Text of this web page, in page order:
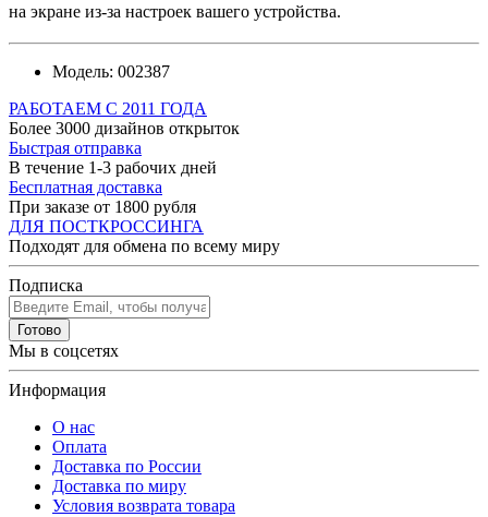
на экране из-за настроек вашего устройства.
Модель: 002387
РАБОТАЕМ С 2011 ГОДА
Более 3000 дизайнов открыток
Быстрая отправка
В течение 1-3 рабочих дней
Бесплатная доставка
При заказе от 1800 рубля
ДЛЯ ПОСТКРОССИНГА
Подходят для обмена по всему миру
Подписка
Готово
Мы в соцсетях
Информация
О нас
Оплата
Доставка по России
Доставка по миру
Условия возврата товара